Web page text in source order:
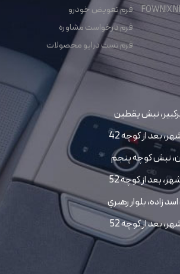
فرم تعویض خودرو
فرم درخواست مشاوره
فرم تست درایو محصولات
نبش یقطین